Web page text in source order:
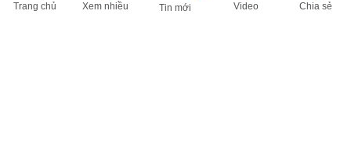
Trang chủ Xem nhiều Tin mới Video Chia sẻ